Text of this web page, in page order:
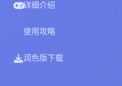
详细介绍
使用攻略
润色版下载